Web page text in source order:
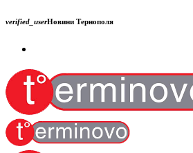
verified_userНовини Тернополя